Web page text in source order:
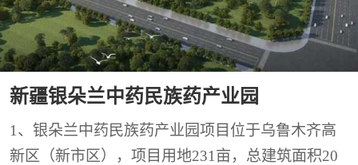
新疆银朵兰中药民族药产业园
1、银朵兰中药民族药产业园项目位于乌鲁木齐高
新区（新市区），项目用地231亩，总建筑面积20